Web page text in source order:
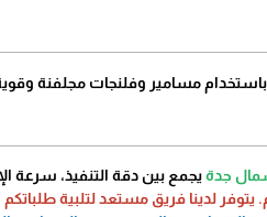
باستخدام مسامير وفلنجات مجلفنة
جدةيجمع بين دقة التنفيذ، سرعة
يتوفر لدينا فريق مستعد لتلبية